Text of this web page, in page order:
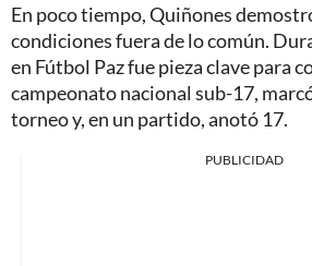
En poco tiempo, Quiñones
condiciones fuera de lo común.
en Fútbol Paz fue pieza clave para
campeonato nacional sub-17,
torneo y, en un partido, anotó 17.
PUBLICIDAD